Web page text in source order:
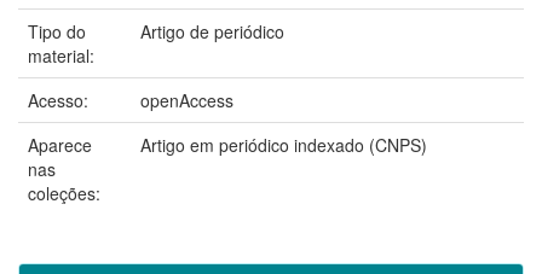
Tipo do
material:
Artigo de periódico
Acesso:
openAccess
Aparece
nas
coleções:
Artigo em periódico indexado (CNPS)